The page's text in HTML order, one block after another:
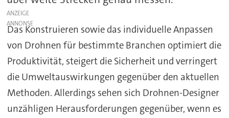
ANZEIGE
Das Konstruieren sowie das individuelle Anpassen
von Drohnen für bestimmte Branchen optimiert die
Produktivität, steigert die Sicherheit und verringert
die Umweltauswirkungen gegenüber den aktuellen
Methoden. Allerdings sehen sich Drohnen-Designer
unzähligen Herausforderungen gegenüber, wenn es